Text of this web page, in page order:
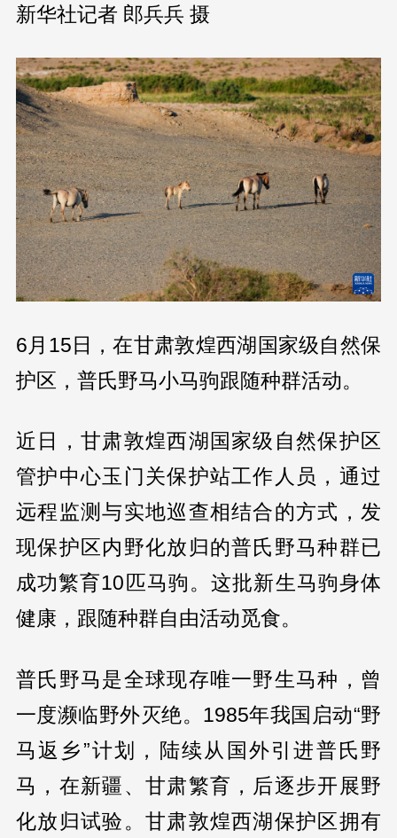
新华社记者 郎兵兵 摄
6月15日，在甘肃敦煌西湖国家级自然保
护区，普氏野马小马驹跟随种群活动。
近日，甘肃敦煌西湖国家级自然保护区
管护中心玉门关保护站工作人员，通过
远程监测与实地巡查相结合的方式，发
现保护区内野化放归的普氏野马种群已
成功繁育10匹马驹。这批新生马驹身体
健康，跟随种群自由活动觅食。
普氏野马是全球现存唯一野生马种，曾
一度濒临野外灭绝。1985年我国启动“野
马返乡”计划，陆续从国外引进普氏野
马，在新疆、甘肃繁育，后逐步开展野
化放归试验。甘肃敦煌西湖保护区拥有